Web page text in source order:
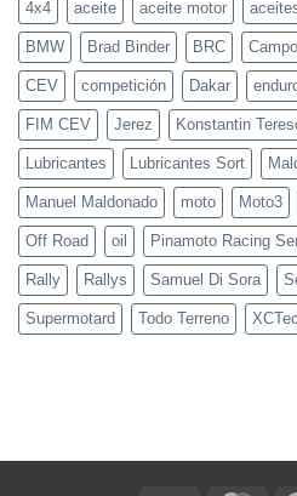
un
paso
del
podio
Moto3
y
PreMoto3
en
Mugello
4x4 aceite aceite motor
BMW Brad Binder BRC
CEV competición Dakar
FIM CEV Jerez Konstantin
Lubricantes Lubricantes Sort
Manuel Maldonado moto Moto3
Off Road oil Pinamoto Racing
Rally Rallys Samuel Di Sora
Supermotard Todo Terreno